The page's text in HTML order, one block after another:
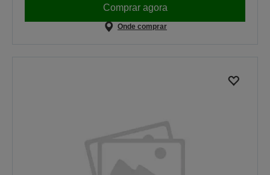
Comprar agora
Onde comprar